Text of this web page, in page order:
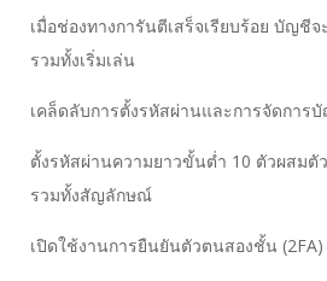
เมื่อช่องทางการันตีเสร็จเรียบร้อย บัญชี
รวมทั้งเริ่มเล่น
เคล็ดลับการตั้งรหัสผ่านและการจัดการ
ตั้งรหัสผ่านความยาวขั้นต่ำ 10 ตัวผสมตั
รวมทั้งสัญลักษณ์
เปิดใช้งานการยืนยันตัวตนสองชั้น